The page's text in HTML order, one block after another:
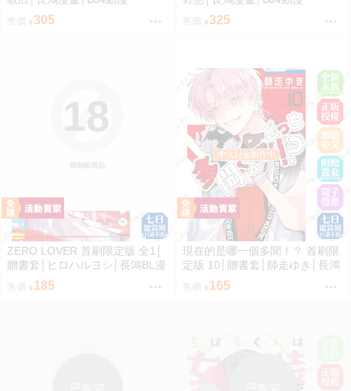
售價 305 售價 325
限制級商品
18
ZERO LOVER 首刷限定版 全1│
贈書套│ヒロハルヨシ│長鴻BL漫
畫│BJ4動漫
185
現在的是哪一個多聞！？ 首刷限
定版 10│贈書套│師走ゆき│長鴻
漫畫│BJ4動漫
165